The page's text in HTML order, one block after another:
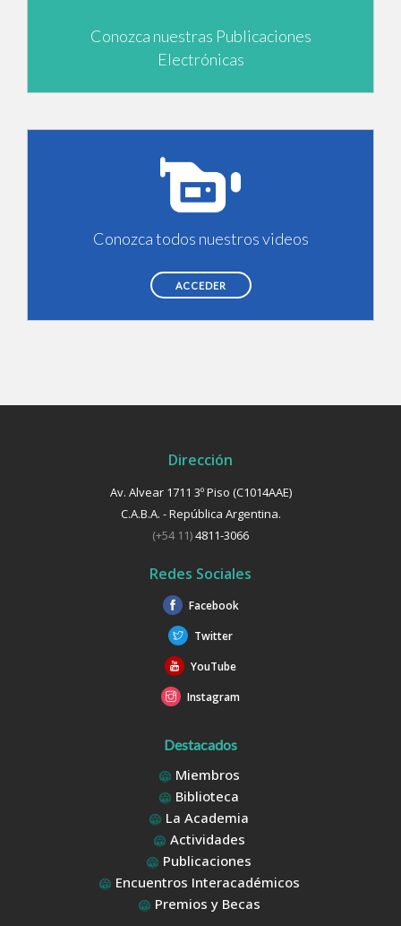
Conozca nuestras Publicaciones
Electrónicas
Conozca todos nuestros videos
ACCEDER
Dirección
Av. Alvear 1711 3º Piso (C1014AAE)
C.A.B.A. - República Argentina.
(+54 11)4811-3066
Redes Sociales
Facebook
Twitter
YouTube
Instagram
Destacados
Miembros
Biblioteca
La Academia
Actividades
Publicaciones
Encuentros Interacadémicos
Premios y Becas